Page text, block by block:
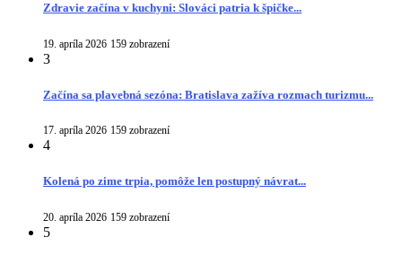
Zdravie začína v kuchyni: Slováci patria k špičke...
19. apríla 2026 159 zobrazení
3
Začína sa plavebná sezóna: Bratislava zažíva rozmach turizmu...
17. apríla 2026 159 zobrazení
4
Kolená po zime trpia, pomôže len postupný návrat...
20. apríla 2026 159 zobrazení
5